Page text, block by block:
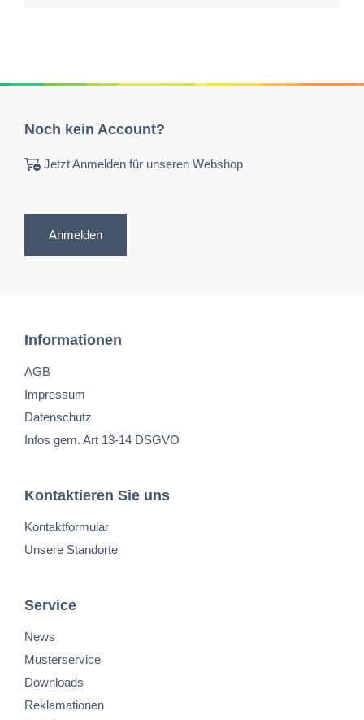
Noch kein Account?
Jetzt Anmelden für unseren Webshop
Anmelden
Informationen
AGB
Impressum
Datenschutz
Infos gem. Art 13-14 DSGVO
Kontaktieren Sie uns
Kontaktformular
Unsere Standorte
Service
News
Musterservice
Downloads
Reklamationen